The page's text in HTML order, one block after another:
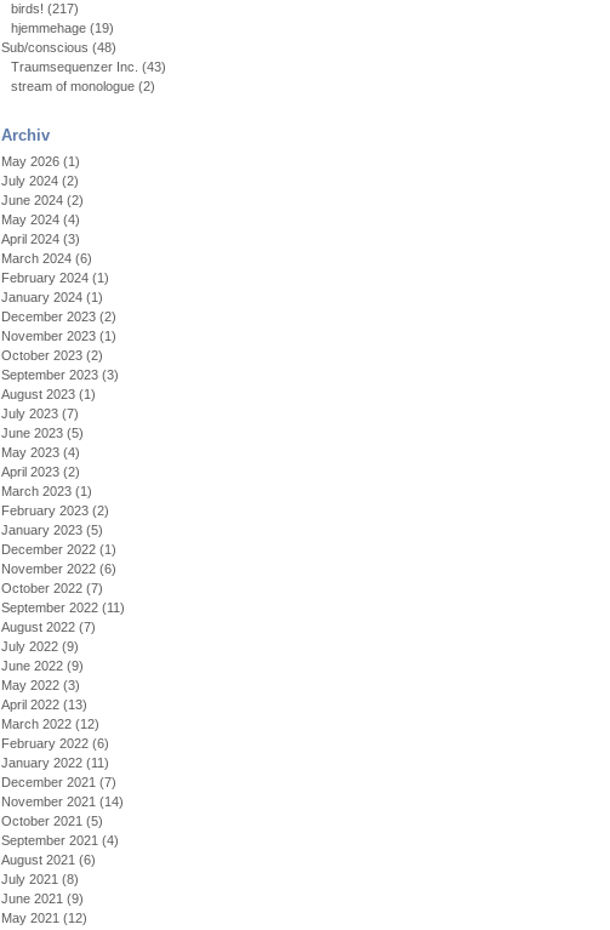
birds! (217)
hjemmehage (19)
Sub/conscious (48)
Traumsequenzer Inc. (43)
stream of monologue (2)
Archiv
May 2026 (1)
July 2024 (2)
June 2024 (2)
May 2024 (4)
April 2024 (3)
March 2024 (6)
February 2024 (1)
January 2024 (1)
December 2023 (2)
November 2023 (1)
October 2023 (2)
September 2023 (3)
August 2023 (1)
July 2023 (7)
June 2023 (5)
May 2023 (4)
April 2023 (2)
March 2023 (1)
February 2023 (2)
January 2023 (5)
December 2022 (1)
November 2022 (6)
October 2022 (7)
September 2022 (11)
August 2022 (7)
July 2022 (9)
June 2022 (9)
May 2022 (3)
April 2022 (13)
March 2022 (12)
February 2022 (6)
January 2022 (11)
December 2021 (7)
November 2021 (14)
October 2021 (5)
September 2021 (4)
August 2021 (6)
July 2021 (8)
June 2021 (9)
May 2021 (12)